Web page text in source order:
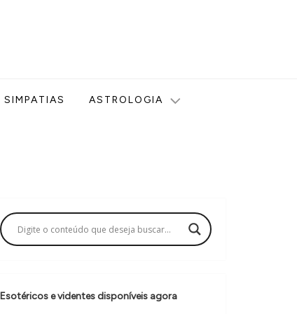
SIMPATIAS ASTROLOGIA
Esotéricos e videntes disponíveis agora